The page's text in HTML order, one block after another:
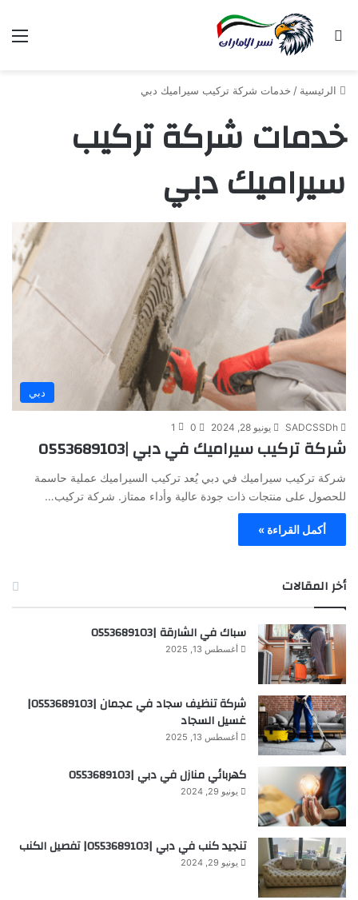
بحث عن
الرئيسية / خدمات شركة تركيب سيراميك دبي
خدمات شركة تركيب
سيراميك دبي
دبي
SADCSSDh يونيو 28, 2024 0
1
شركة تركيب سيراميك في دبي |0553689103
شركة تركيب سيراميك في دبي يُعد تركيب السيراميك عملية حاسمة
للحصول على منتجات ذات جودة عالية وأداء ممتاز. شركة تركيب…
أكمل القراءة »
أخر المقالات
سباك في الشارقة |0553689103
أغسطس 13, 2025
شركة تنظيف سجاد في عجمان |0553689103|
غسيل السجاد
أغسطس 13, 2025
كهربائي منازل في دبي |0553689103
يونيو 29, 2024
تنجيد كنب في دبي |0553689103| تفصيل الكنب
يونيو 29, 2024